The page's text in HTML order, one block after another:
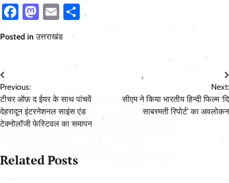
Facebook
Mastodon
EmailShare
Posted inउत्तराखंड
Post
navigation
Previous:
टीचर ऑफ़ द ईयर के साथ पांचवें
देहरादून इंटरनेशनल साइंस एंड
टेक्नोलॉजी फेस्टिवल का समापन
Next:
सीएम ने किया भारतीय हिन्दी फिल्म ‘दि
साबरमती रिपोर्ट’ का अवलोकन
Related Posts